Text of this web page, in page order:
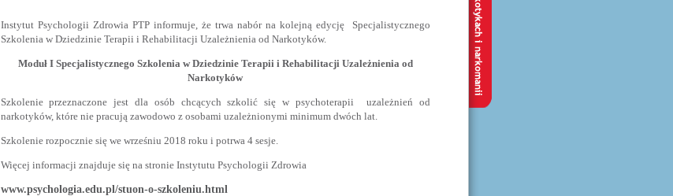
Instytut Psychologii Zdrowia PTP informuje, że trwa nabór na kolejną edycję Specjalistycznego
Szkolenia w Dziedzinie Terapii i Rehabilitacji Uzależnienia od Narkotyków.
Moduł I Specjalistycznego Szkolenia w Dziedzinie Terapii i Rehabilitacji Uzależnienia od
Narkotyków
Szkolenie przeznaczone jest dla osób chcących szkolić się w psychoterapii uzależnień od
narkotyków, które nie pracują zawodowo z osobami uzależnionymi minimum dwóch lat.
Szkolenie rozpocznie się we wrześniu 2018 roku i potrwa 4 sesje.
Więcej informacji znajduje się na stronie Instytutu Psychologii Zdrowia
www.psychologia.edu.pl/stuon-o-szkoleniu.html